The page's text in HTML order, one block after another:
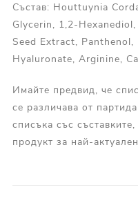
Състав: Houttuynia
Glycerin, 1,2-
Seed Extract,
Hyaluronate, Arginine,
Имайте предвид, че
се различава от
списъка със
продукт за най-